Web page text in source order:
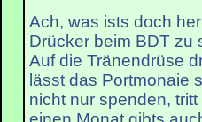
Ach, was ists doch
Drücker beim BDT zu
Auf die Tränendrüse
lässt das Portmonaie
nicht nur spenden,